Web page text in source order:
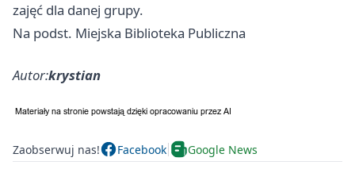
zajęć dla danej grupy.
Na podst. Miejska Biblioteka Publiczna
Autor:krystian
Zaobserwuj nas! Facebook Google News